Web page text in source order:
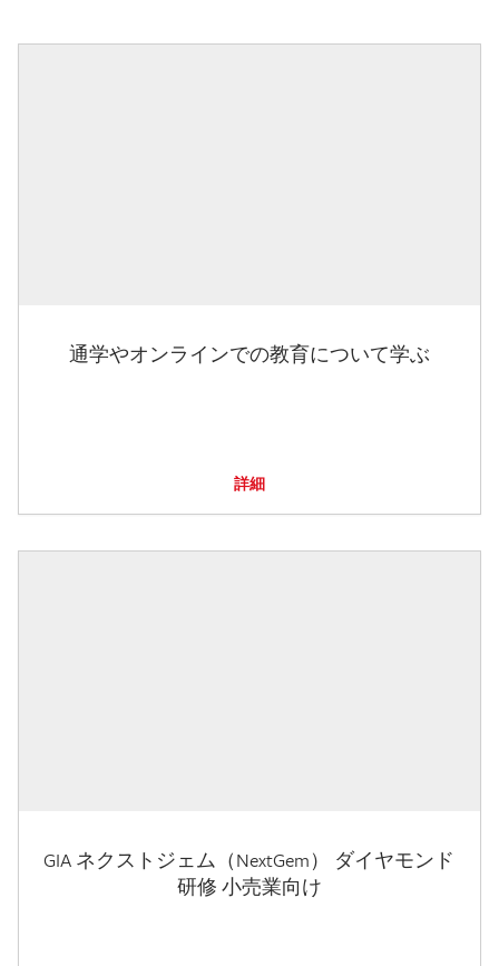
通学やオンラインでの教育について学ぶ
詳細
GIA ネクストジェム（NextGem） ダイヤモンド
研修 小売業向け